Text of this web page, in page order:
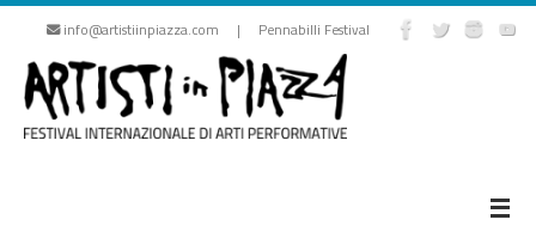
Vai
contenuto
info@artistiinpiazza.com | Pennabilli Festival